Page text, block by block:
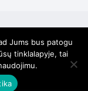
1-132, LT-08353
Jums bus patogu
tinklalapyje, tai